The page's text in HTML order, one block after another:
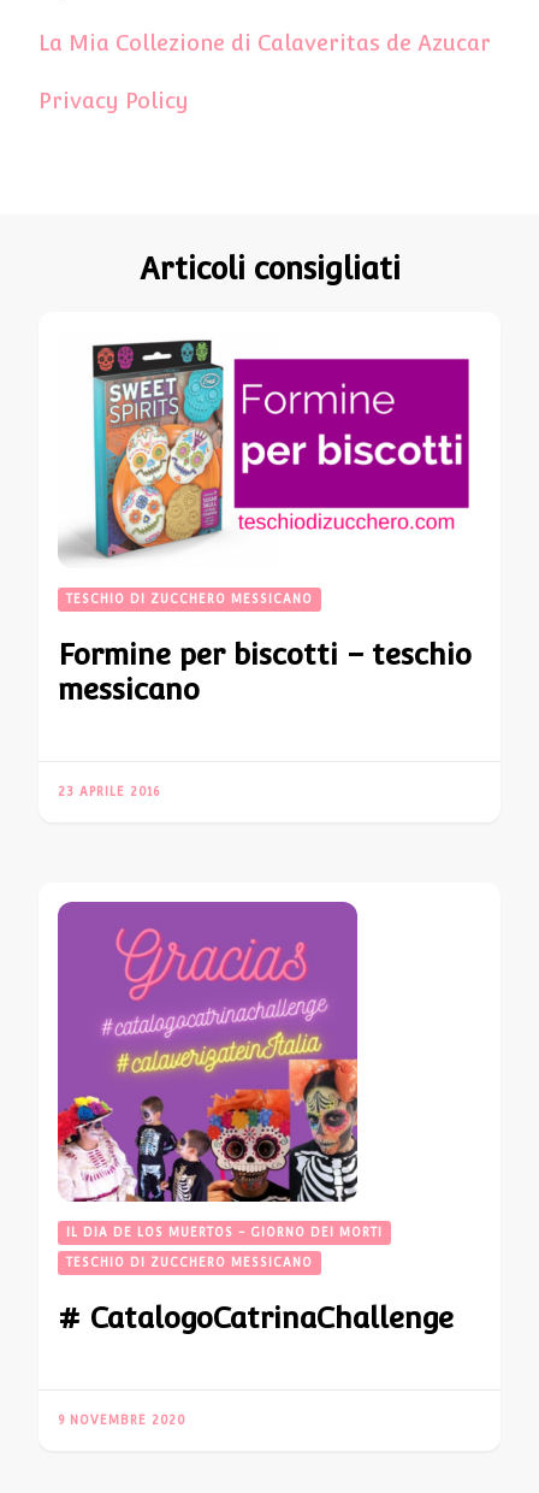
La Mia Collezione di Calaveritas de Azucar
Privacy Policy
Articoli consigliati
TESCHIO DI ZUCCHERO MESSICANO
Formine per biscotti – teschio
messicano
23 APRILE 2016
IL DIA DE LOS MUERTOS - GIORNO DEI MORTI
TESCHIO DI ZUCCHERO MESSICANO
# CatalogoCatrinaChallenge
9 NOVEMBRE 2020